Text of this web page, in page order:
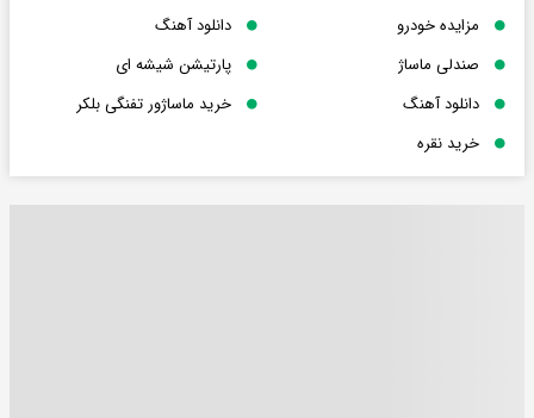
مزایده خودرو
دانلود آهنگ
صندلی ماساژ
پارتیشن شیشه ای
دانلود آهنگ
خرید ماساژور تفنگی بلکر
خرید نقره